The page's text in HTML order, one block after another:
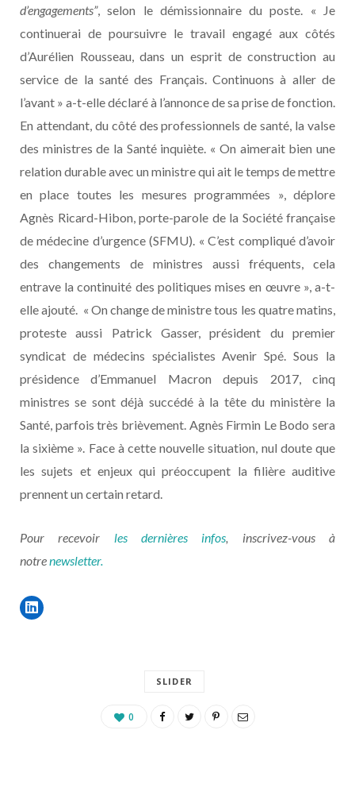
d’engagements”, selon le démissionnaire du poste. « Je
continuerai de poursuivre le travail engagé aux côtés
d’Aurélien Rousseau, dans un esprit de construction au
service de la santé des Français. Continuons à aller de
l’avant » a-t-elle déclaré à l’annonce de sa prise de fonction.
En attendant, du côté des professionnels de santé, la valse
des ministres de la Santé inquiète. « On aimerait bien une
relation durable avec un ministre qui ait le temps de mettre
en place toutes les mesures programmées », déplore
Agnès Ricard-Hibon, porte-parole de la Société française
de médecine d’urgence (SFMU). « C’est compliqué d’avoir
des changements de ministres aussi fréquents, cela
entrave la continuité des politiques mises en œuvre », a-t-
elle ajouté. « On change de ministre tous les quatre matins,
proteste aussi Patrick Gasser, président du premier
syndicat de médecins spécialistes Avenir Spé. Sous la
présidence d’Emmanuel Macron depuis 2017, cinq
ministres se sont déjà succédé à la tête du ministère la
Santé, parfois très brièvement. Agnès Firmin Le Bodo sera
la sixième ». Face à cette nouvelle situation, nul doute que
les sujets et enjeux qui préoccupent la filière auditive
prennent un certain retard.
Pour recevoir les dernières infos, inscrivez-vous à
notrenewsletter.
SLIDER
0